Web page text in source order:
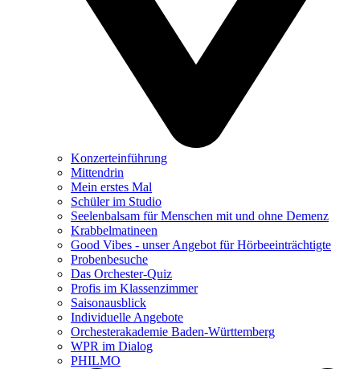
Konzerteinführung
Mittendrin
Mein erstes Mal
Schüler im Studio
Seelenbalsam für Menschen mit und ohne Demenz
Krabbelmatineen
Good Vibes - unser Angebot für Hörbeeinträchtigte
Probenbesuche
Das Orchester-Quiz
Profis im Klassenzimmer
Saisonausblick
Individuelle Angebote
Orchesterakademie Baden-Württemberg
WPR im Dialog
PHILMO